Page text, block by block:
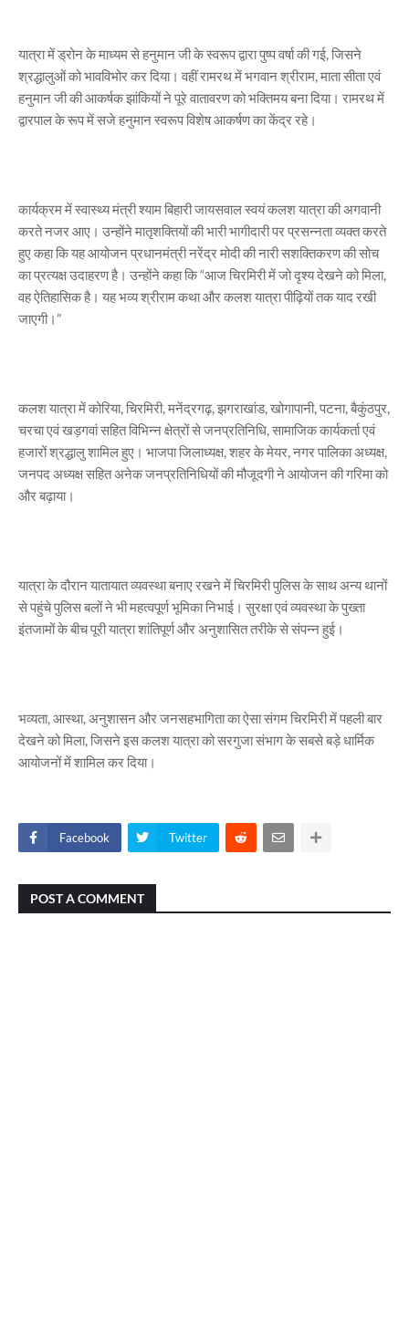
यात्रा में ड्रोन के माध्यम से हनुमान जी के स्वरूप द्वारा पुष्प वर्षा की गई, जिसने
श्रद्धालुओं को भावविभोर कर दिया। वहीं रामरथ में भगवान श्रीराम, माता सीता एवं
हनुमान जी की आकर्षक झांकियों ने पूरे वातावरण को भक्तिमय बना दिया। रामरथ में
द्वारपाल के रूप में सजे हनुमान स्वरूप विशेष आकर्षण का केंद्र रहे।
कार्यक्रम में स्वास्थ्य मंत्री श्याम बिहारी जायसवाल स्वयं कलश यात्रा की अगवानी
करते नजर आए। उन्होंने मातृशक्तियों की भारी भागीदारी पर प्रसन्नता व्यक्त करते
हुए कहा कि यह आयोजन प्रधानमंत्री नरेंद्र मोदी की नारी सशक्तिकरण की सोच
का प्रत्यक्ष उदाहरण है। उन्होंने कहा कि “आज चिरमिरी में जो दृश्य देखने को मिला,
वह ऐतिहासिक है। यह भव्य श्रीराम कथा और कलश यात्रा पीढ़ियों तक याद रखी
जाएगी।”
कलश यात्रा में कोरिया, चिरमिरी, मनेंद्रगढ़, झगराखांड, खोगापानी, पटना, बैकुंठपुर,
चरचा एवं खड़गवां सहित विभिन्न क्षेत्रों से जनप्रतिनिधि, सामाजिक कार्यकर्ता एवं
हजारों श्रद्धालु शामिल हुए। भाजपा जिलाध्यक्ष, शहर के मेयर, नगर पालिका अध्यक्ष,
जनपद अध्यक्ष सहित अनेक जनप्रतिनिधियों की मौजूदगी ने आयोजन की गरिमा को
और बढ़ाया।
यात्रा के दौरान यातायात व्यवस्था बनाए रखने में चिरमिरी पुलिस के साथ अन्य थानों
से पहुंचे पुलिस बलों ने भी महत्वपूर्ण भूमिका निभाई। सुरक्षा एवं व्यवस्था के पुख्ता
इंतजामों के बीच पूरी यात्रा शांतिपूर्ण और अनुशासित तरीके से संपन्न हुई।
भव्यता, आस्था, अनुशासन और जनसहभागिता का ऐसा संगम चिरमिरी में पहली बार
देखने को मिला, जिसने इस कलश यात्रा को सरगुजा संभाग के सबसे बड़े धार्मिक
आयोजनों में शामिल कर दिया।
Facebook Twitter
POST A COMMENT